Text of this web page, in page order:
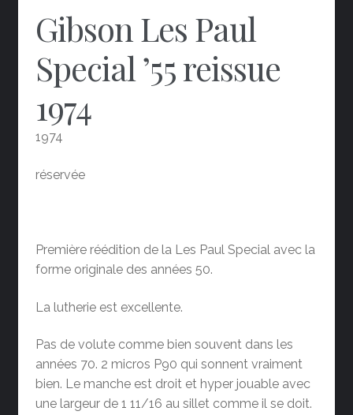
Gibson Les Paul
Special ’55 reissue
1974
1974
réservée
Première réédition de la Les Paul Special avec la
forme originale des années 50.
La lutherie est excellente.
Pas de volute comme bien souvent dans les
années 70. 2 micros P90 qui sonnent vraiment
bien. Le manche est droit et hyper jouable avec
une largeur de 1 11/16 au sillet comme il se doit.